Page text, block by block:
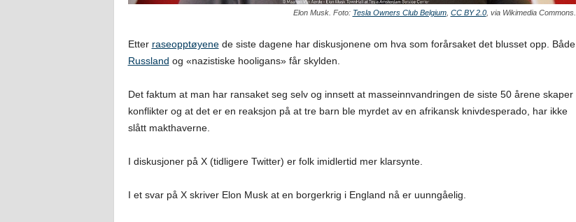
Elon Musk. Foto: Tesla Owners Club Belgium, CC BY 2.0, via Wikimedia Commons.
Etter raseopptøyenede siste dagene har diskusjonene om hva som forårsaket det blusset opp. Både
Russland og «nazistiske hooligans» får skylden.
Det faktum at man har ransaket seg selv og innsett at masseinnvandringen de siste 50 årene skaper
konflikter og at det er en reaksjon på at tre barn ble myrdet av en afrikansk knivdesperado, har ikke
slått makthaverne.
I diskusjoner på X (tidligere Twitter) er folk imidlertid mer klarsynte.
I et svar på X skriver Elon Musk at en borgerkrig i England nå er uunngåelig.